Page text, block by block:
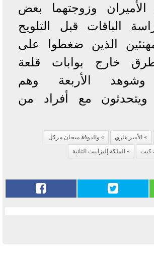
وزوجتهما بعض
الباقات قبل التلويح
الذين ضغطوا على
خارج بوابات قلعة
وشوهد الأربعة وهم
ويتحدثون مع أفراد من
الأمير هاري
والدوقة ميجان مركل
كيت الملكة إليزابيث الثانية